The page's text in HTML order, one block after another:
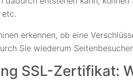
etc.
erkennen, ob eine
Sie wiederum
SSL-Zertifikat: